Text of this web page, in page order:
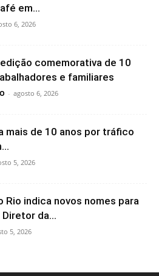
em...
6, 2026
comemorativa de 10
e familiares
- agosto 6, 2026
mais de 10 anos por tráfico
5, 2026
Rio indica novos nomes para
da...
5, 2026